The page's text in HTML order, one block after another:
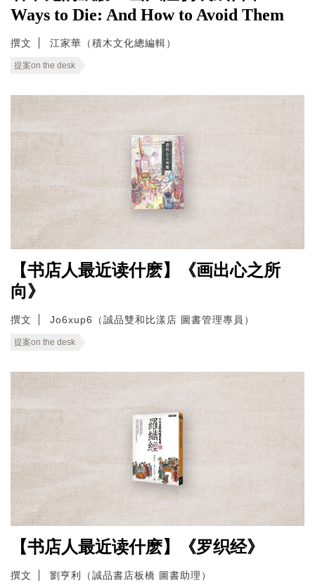
Ways to Die: And How to Avoid Them
撰文 江家華（積木文化總編輯）
提案on the desk
【书店人最近读什麽】《画出心之所
向》
撰文 Jo6xup6（誠品雙和比漾店 圖書管理專員）
提案on the desk
【书店人最近读什麽】《罗织经》
撰文 劉亨利（誠品書店板橋 圖書助理）